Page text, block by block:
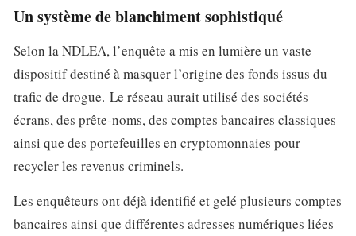
Un système de blanchiment sophistiqué
Selon la NDLEA, l’enquête a mis en lumière un vaste
dispositif destiné à masquer l’origine des fonds issus du
trafic de drogue. Le réseau aurait utilisé des sociétés
écrans, des prête-noms, des comptes bancaires classiques
ainsi que des portefeuilles en cryptomonnaies pour
recycler les revenus criminels.
Les enquêteurs ont déjà identifié et gelé plusieurs comptes
bancaires ainsi que différentes adresses numériques liées